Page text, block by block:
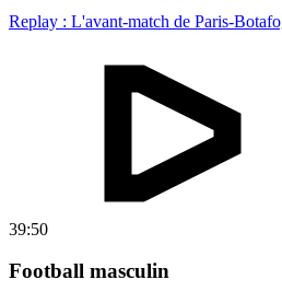
Replay : L'avant-match de Paris-
39:50
Football masculin